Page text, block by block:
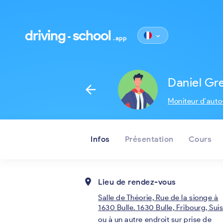
driving school .app keyboard_arrow_down
arrow_back Daniel
Moniteur
Infos Présentation Cours
place Lieu de rendez-vous
Salle de Théorie, Rue de la sionge à
1630 Bulle. 1630 Bulle, Fribourg,
ou à un autre endroit sur prise de